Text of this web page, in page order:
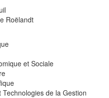
Roëlandt
et Sociale
de la Gestion